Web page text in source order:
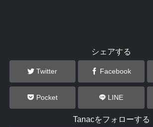
シェアする
Twitter Facebook
Pocket LINE
Tanacをフォローする